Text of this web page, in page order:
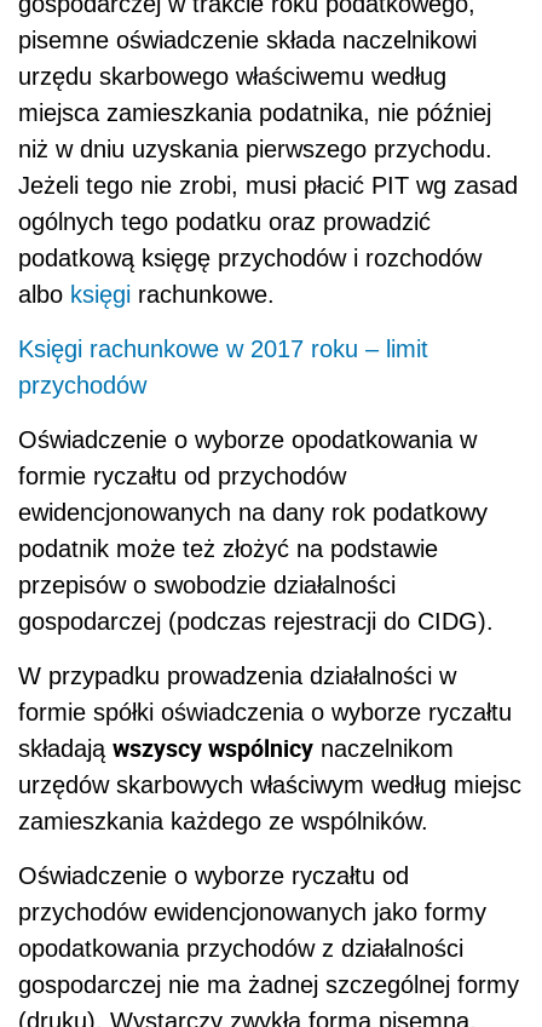
pisemne oświadczenie składa naczelnikowi
urzędu skarbowego właściwemu według
miejsca zamieszkania podatnika, nie później
niż w dniu uzyskania pierwszego przychodu.
Jeżeli tego nie zrobi, musi płacić PIT wg zasad
ogólnych tego podatku oraz prowadzić
podatkową księgę przychodów i rozchodów
albo księgi rachunkowe.
Księgi rachunkowe w 2017 roku – limit
przychodów
Oświadczenie o wyborze opodatkowania w
formie ryczałtu od przychodów
ewidencjonowanych na dany rok podatkowy
podatnik może też złożyć na podstawie
przepisów o swobodzie działalności
gospodarczej (podczas rejestracji do CIDG).
W przypadku prowadzenia działalności w
formie spółki oświadczenia o wyborze ryczałtu
składają wszyscy wspólnicy naczelnikom
urzędów skarbowych właściwym według miejsc
zamieszkania każdego ze wspólników.
Oświadczenie o wyborze ryczałtu od
przychodów ewidencjonowanych jako formy
opodatkowania przychodów z działalności
gospodarczej nie ma żadnej szczególnej formy
(druku). Wystarczy zwykła forma pisemna.